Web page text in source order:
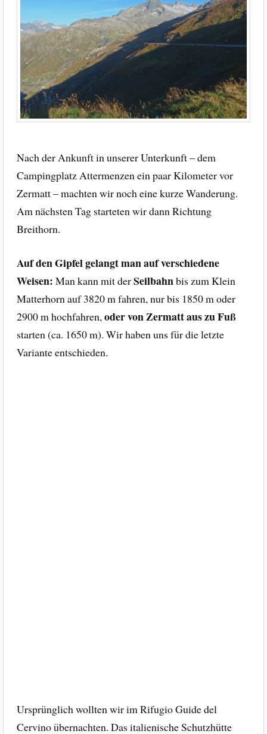
Nach der Ankunft in unserer Unterkunft – dem
Campingplatz Attermenzen ein paar Kilometer vor
Zermatt – machten wir noch eine kurze Wanderung.
Am nächsten Tag starteten wir dann Richtung
Breithorn.
Auf den Gipfel gelangt man auf verschiedene
Weisen: Man kann mit derSeilbahnbis zum Klein
Matterhorn auf 3820 m fahren, nur bis 1850 m oder
2900 m hochfahren,oder von Zermatt aus zu Fuß
starten (ca. 1650 m). Wir haben uns für die letzte
Variante entschieden.
Ursprünglich wollten wir im Rifugio Guide del
Cervino übernachten. Das italienische Schutzhütte